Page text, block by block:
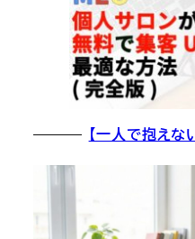
【一人で抱えな